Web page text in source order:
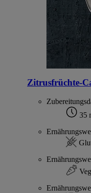
Zitrusfrüchte-
35